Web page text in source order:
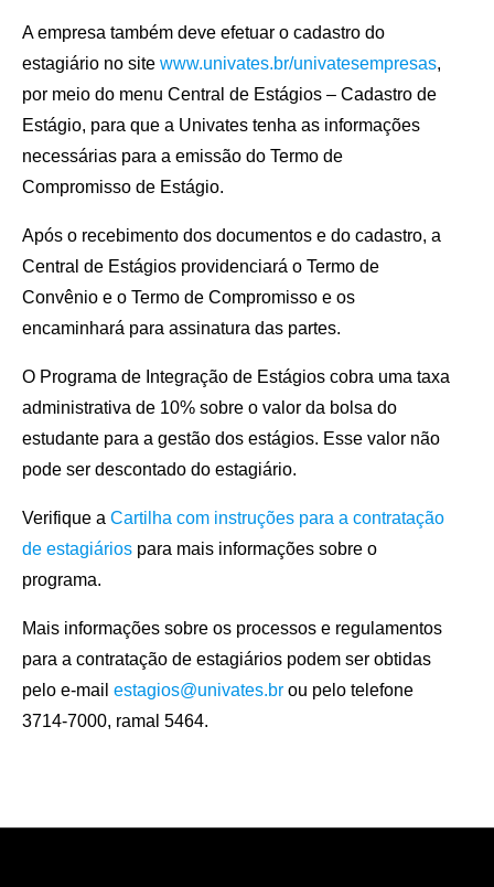
A empresa também deve efetuar o cadastro do
estagiário no site www.univates.br/univatesempresas,
por meio do menu Central de Estágios – Cadastro de
Estágio, para que a Univates tenha as informações
necessárias para a emissão do Termo de
Compromisso de Estágio.
Após o recebimento dos documentos e do cadastro, a
Central de Estágios providenciará o Termo de
Convênio e o Termo de Compromisso e os
encaminhará para assinatura das partes.
O Programa de Integração de Estágios cobra uma taxa
administrativa de 10% sobre o valor da bolsa do
estudante para a gestão dos estágios. Esse valor não
pode ser descontado do estagiário.
Verifique a Cartilha com instruções para a contratação
de estagiários para mais informações sobre o
programa.
Mais informações sobre os processos e regulamentos
para a contratação de estagiários podem ser obtidas
pelo e-mail estagios@univates.br ou pelo telefone
3714-7000, ramal 5464.